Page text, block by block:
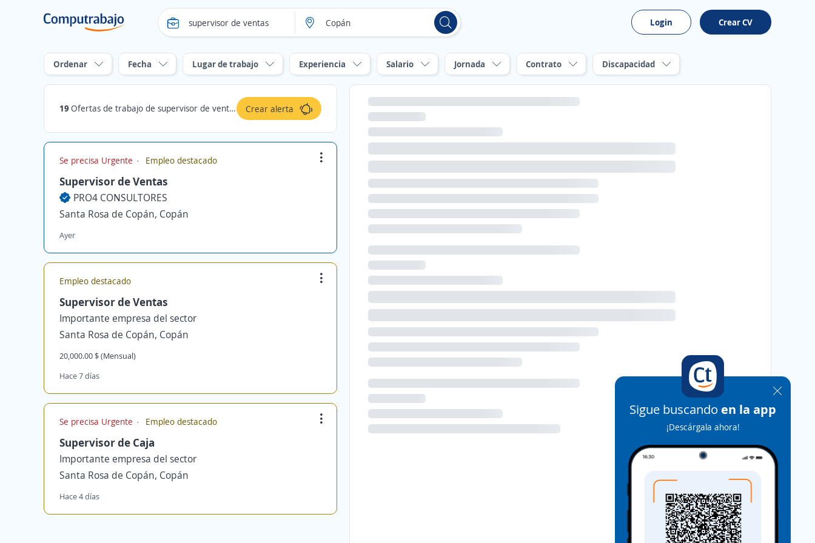
Login Crear CV
Ordenar Fecha Lugar de trabajo Experiencia Salario Jornada Contrato Discapacidad
19 Ofertas de trabajo de supervisor de ventas en Copán Crear alerta
Se precisa Urgente Empleo destacado
Supervisor de Ventas
PRO4 CONSULTORES
Santa Rosa de Copán, Copán
Ayer
Empleo destacado
Supervisor de Ventas
Importante empresa del sector
Santa Rosa de Copán, Copán
20,000.00 $ (Mensual)
Hace 7 días
Se precisa Urgente Empleo destacado
Supervisor de Caja
Importante empresa del sector
Santa Rosa de Copán, Copán
Hace 4 días
Sigue buscando en la app
¡Descárgala ahora!